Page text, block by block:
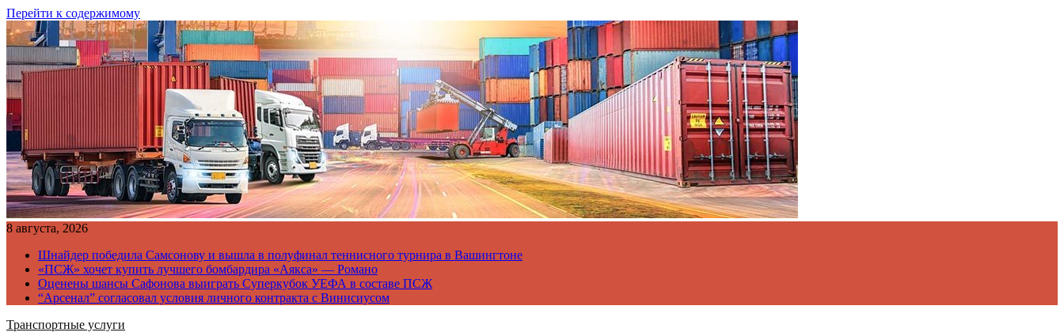
Перейти к содержимому
8 августа, 2026
Шнайдер победила Самсонову и вышла в полуфинал теннисного турнира в Вашингтоне
«ПСЖ» хочет купить лучшего бомбардира «Аякса» — Романо
Оценены шансы Сафонова выиграть Суперкубок УЕФА в составе ПСЖ
“Арсенал” согласовал условия личного контракта с Винисиусом
Транспортные услуги